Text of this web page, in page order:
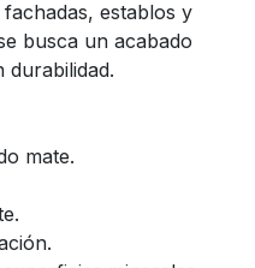
establos y
busca un acabado
durabilidad.
mate.